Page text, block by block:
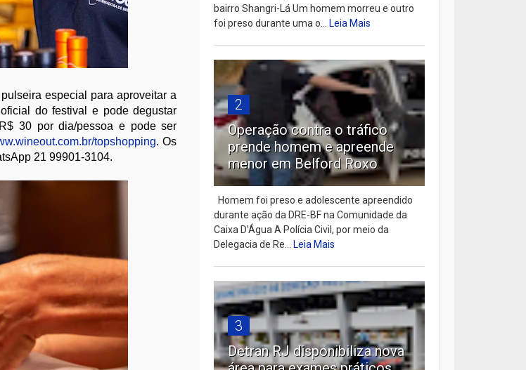
especial para aproveitar a
do festival e pode degustar
30 por dia/pessoa e pode ser
topshopping. Os
21 99901-3104.
bairro Shangri-Lá Um homem morreu e outro
foi preso durante uma o...Leia Mais
2
Operação contra o tráfico
prende homem e apreende
menor em Belford Roxo
Homem foi preso e adolescente apreendido
durante ação da DRE-BF na Comunidade da
Caixa D’Água A Polícia Civil, por meio da
Delegacia de Re...Leia Mais
3
Detran RJ disponibiliza nova